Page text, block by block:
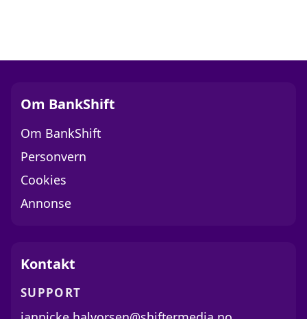
Om BankShift
Om BankShift
Personvern
Cookies
Annonse
Kontakt
SUPPORT